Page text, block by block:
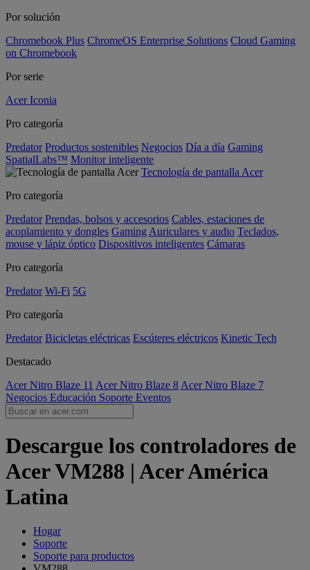
Por solución
Chromebook Plus ChromeOS Enterprise Solutions Cloud Gaming
on Chromebook
Por serie
Acer Iconia
Pro categoría
Predator Productos sostenibles Negocios Día a día Gaming
SpatialLabs™ Monitor inteligente
Tecnología de pantalla Acer
Pro categoría
Predator Prendas, bolsos y accesorios Cables, estaciones de
acoplamiento y dongles Gaming Auriculares y audio Teclados,
mouse y lápiz óptico Dispositivos inteligentes Cámaras
Pro categoría
Predator Wi-Fi 5G
Pro categoría
Predator Bicicletas eléctricas Escúteres eléctricos Kinetic Tech
Destacado
Acer Nitro Blaze 11 Acer Nitro Blaze 8 Acer Nitro Blaze 7
Negocios Educación Soporte Eventos
Descargue los controladores de
Acer VM288 | Acer América
Latina
Hogar
Soporte
Soporte para productos